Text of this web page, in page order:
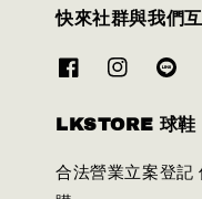
快來社群與我們互
LKSTORE 球鞋
合法營業立案登記